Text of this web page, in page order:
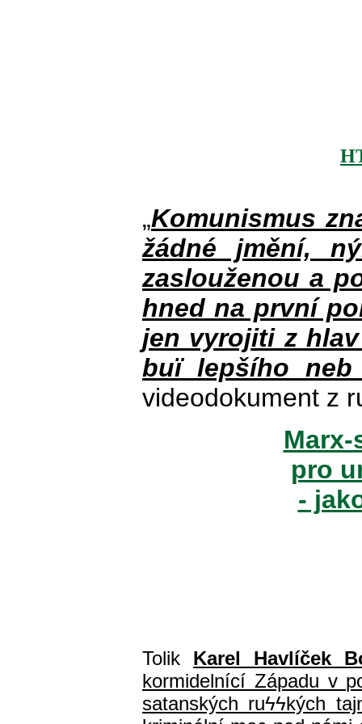
„Komunismus
žádné jmění,
zaslouženou a
hned na první
jen vyrojiti z
buï lepšího
videodokument z
pro
-
Tolik Karel Havlíček
kormidelnící Západu v
satanských ruϟϟkých